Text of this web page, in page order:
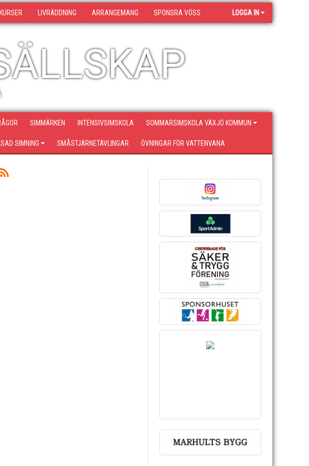
LIVRÄDDNING ARRANGEMANG SPONSRA VÖSS LOGGA IN
SIMMÄRKEN INTENSIVSIMSKOLA SOMMARSIMSKOLA VÄXJÖ KOMMUN
SIMNING SMÅSTJÄRNETÄVLINGAR ÖVNINGAR FÖR VATTENVANA